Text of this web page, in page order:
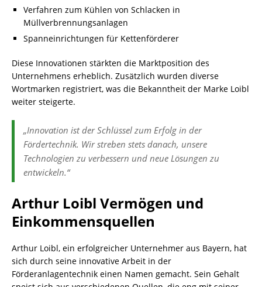
Verfahren zum Kühlen von Schlacken in
Müllverbrennungsanlagen
Spanneinrichtungen für Kettenförderer
Diese Innovationen stärkten die Marktposition des
Unternehmens erheblich. Zusätzlich wurden diverse
Wortmarken registriert, was die Bekanntheit der Marke Loibl
weiter steigerte.
„Innovation ist der Schlüssel zum Erfolg in der
Fördertechnik. Wir streben stets danach, unsere
Technologien zu verbessern und neue Lösungen zu
entwickeln.“
Arthur Loibl Vermögen und
Einkommensquellen
Arthur Loibl, ein erfolgreicher Unternehmer aus Bayern, hat
sich durch seine innovative Arbeit in der
Förderanlagentechnik einen Namen gemacht. Sein Gehalt